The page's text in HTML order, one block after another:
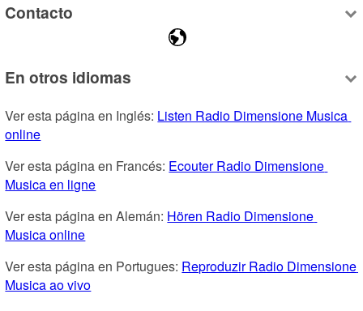
Contacto
En otros idiomas
Ver esta página en Inglés: Listen Radio Dimensione Musica
online
Ver esta página en Francés: Ecouter Radio Dimensione
Musica en ligne
Ver esta página en Alemán: Hören Radio Dimensione
Musica online
Ver esta página en Portugues: Reproduzir Radio Dimensione
Musica ao vivo